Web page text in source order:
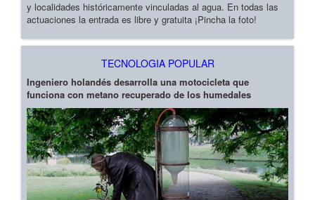
y localidades históricamente vinculadas al agua. En todas las
actuaciones la entrada es libre y gratuita ¡Pincha la foto!
TECNOLOGIA POPULAR
Ingeniero holandés desarrolla una motocicleta que
funciona con metano recuperado de los humedales